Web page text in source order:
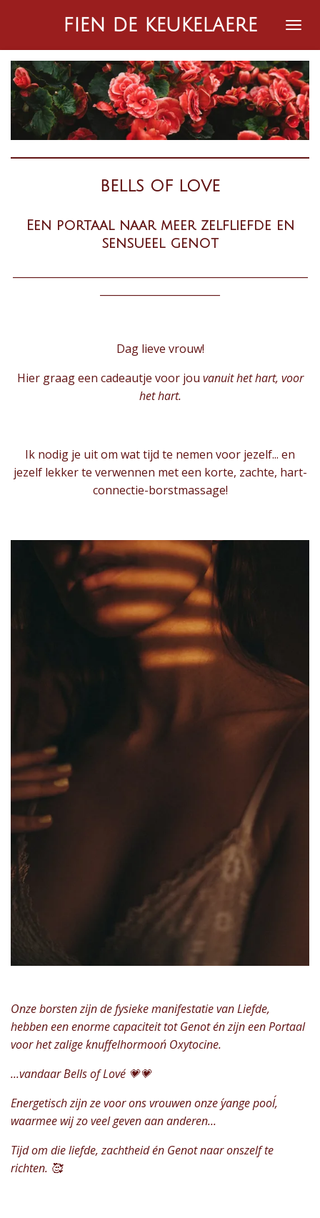
naar
de
hoofdinhoud
fien de keukelaere
BELLS OF LOVE
Een portaal naar meer zelfliefde en
sensueel genot
Dag lieve vrouw!
Hier graag een cadeautje voor jou vanuit het hart, voor
het hart.
Ik nodig je uit om wat tijd te nemen voor jezelf... en
jezelf lekker te verwennen met een korte, zachte, hart-
connectie-borstmassage!
Onze borsten zijn de fysieke manifestatie van Liefde,
hebben een enorme capaciteit tot Genot én zijn een Portaal
voor het zalige ´knuffelhormoon´ Oxytocine.
...vandaar ´Bells of Love´ 💗💗
Energetisch zijn ze voor ons vrouwen onze ´yange pool´,
waarmee wij zo veel geven aan anderen...
Tijd om die liefde, zachtheid én Genot naar onszelf te
richten. 🥰